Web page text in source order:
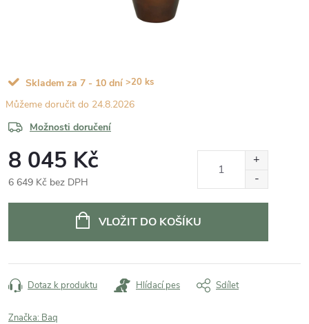
Skladem za 7 - 10 dní >20 ks
24.8.2026
Možnosti doručení
8 045 Kč
6 649 Kč bez DPH
VLOŽIT DO KOŠÍKU
Dotaz k produktu Hlídací pes Sdílet
Značka: Baq